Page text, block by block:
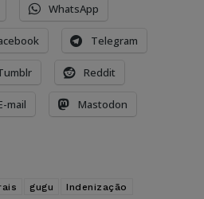
WhatsApp
Telegram
Reddit
mail Mastodon
gugu
Indenização